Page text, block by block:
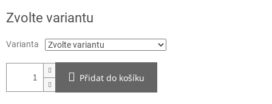
cena:
Zvolte variantu
Varianta
Přidat do košíku